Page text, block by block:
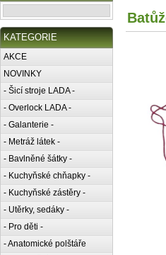
KATEGORIE
AKCE
NOVINKY
- Šicí stroje LADA -
- Overlock LADA -
- Galanterie -
- Metráž látek -
- Bavlněné šátky -
- Kuchyňské chňapky -
- Kuchyňské zástěry -
- Utěrky, sedáky -
- Pro děti -
- Anatomické polštáře